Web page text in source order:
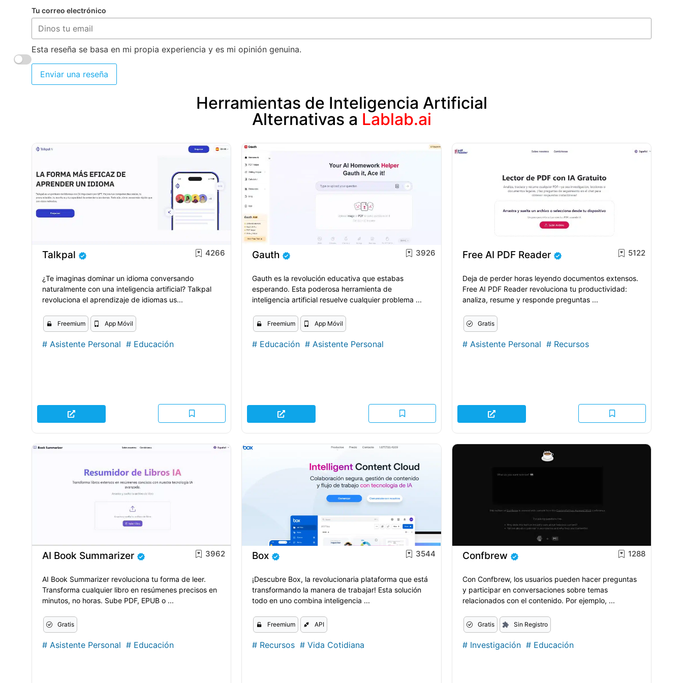
Tu correo electrónico
Esta reseña se basa en mi propia experiencia y es mi opinión genuina.
Enviar una reseña
Herramientas de Inteligencia Artificial
Alternativas a Lablab.ai
Talkpal 4266
¿Te imaginas dominar un idioma conversando
naturalmente con una inteligencia artificial? Talkpal
revoluciona el aprendizaje de idiomas us...
Freemium App Móvil
# Asistente Personal # Educación
Gauth 3926
Gauth es la revolución educativa que estabas
esperando. Esta poderosa herramienta de
inteligencia artificial resuelve cualquier problema ...
Freemium App Móvil
# Educación # Asistente Personal
Free AI PDF Reader 5122
Deja de perder horas leyendo documentos extensos.
Free AI PDF Reader revoluciona tu productividad:
analiza, resume y responde preguntas ...
Gratis
# Asistente Personal # Recursos
AI Book Summarizer 3962
AI Book Summarizer revoluciona tu forma de leer.
Transforma cualquier libro en resúmenes precisos en
minutos, no horas. Sube PDF, EPUB o ...
Gratis
# Asistente Personal # Educación
Box 3544
¡Descubre Box, la revolucionaria plataforma que está
transformando la manera de trabajar! Esta solución
todo en uno combina inteligencia ...
Freemium API
# Recursos # Vida Cotidiana
Confbrew 1288
Con Confbrew, los usuarios pueden hacer preguntas
y participar en conversaciones sobre temas
relacionados con el contenido. Por ejemplo, ...
Gratis Sin Registro
# Investigación # Educación